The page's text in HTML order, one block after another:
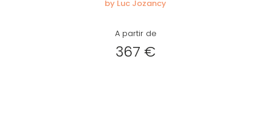
by Luc Jozancy
A partir de
367 €